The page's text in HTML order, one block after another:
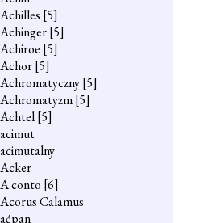
Achilles [5]
Achinger[5]
Achiroe [5]
Achor[5]
Achromatyczny[5]
Achromatyzm[5]
Achtel[5]
acimut
acimutalny
Acker
A conto [6]
Acorus Calamus
aćpan